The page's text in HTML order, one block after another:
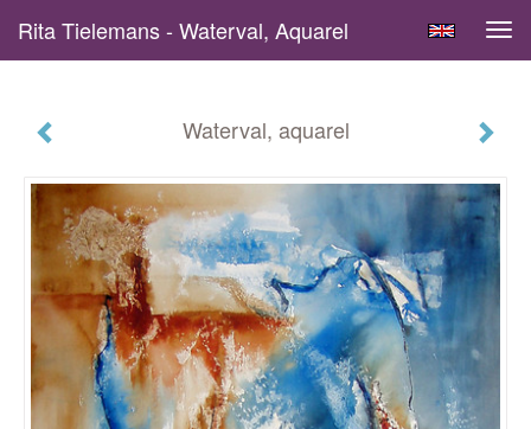
Rita Tielemans - Waterval, Aquarel
Waterval, aquarel